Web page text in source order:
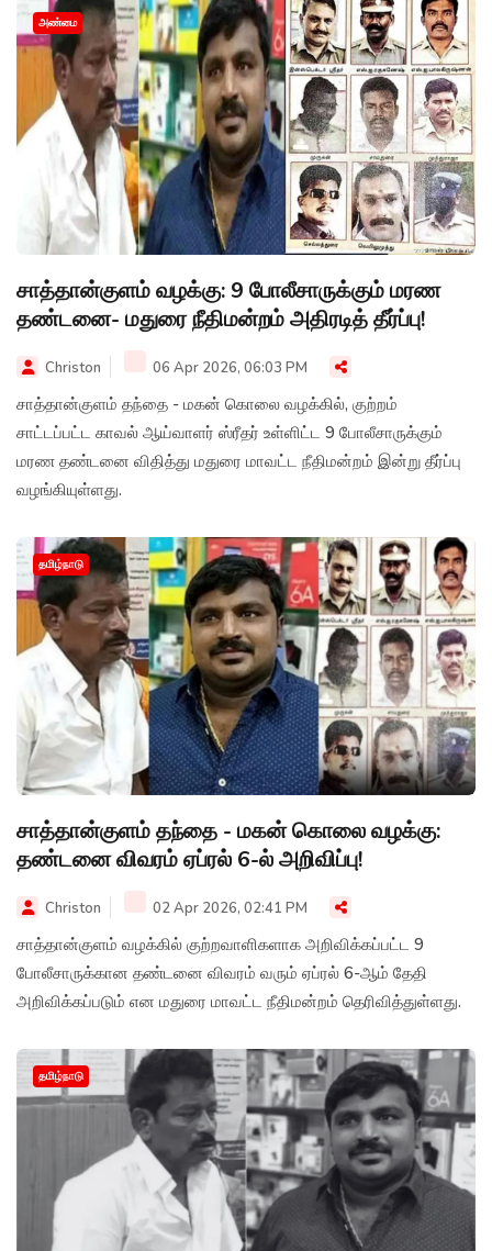
அண்மை
சாத்தான்குளம் வழக்கு: 9 போலீசாருக்கும் மரண
தண்டனை- மதுரை நீதிமன்றம் அதிரடித் தீர்ப்பு!
Christon 06 Apr 2026, 06:03 PM
சாத்தான்குளம் தந்தை - மகன் கொலை வழக்கில், குற்றம்
சாட்டப்பட்ட காவல் ஆய்வாளர் ஸ்ரீதர் உள்ளிட்ட 9 போலீசாருக்கும்
மரண தண்டனை விதித்து மதுரை மாவட்ட நீதிமன்றம் இன்று தீர்ப்பு
வழங்கியுள்ளது.
தமிழ்நாடு
சாத்தான்குளம் தந்தை - மகன் கொலை வழக்கு:
தண்டனை விவரம் ஏப்ரல் 6-ல் அறிவிப்பு!
Christon 02 Apr 2026, 02:41 PM
சாத்தான்குளம் வழக்கில் குற்றவாளிகளாக அறிவிக்கப்பட்ட 9
போலீசாருக்கான தண்டனை விவரம் வரும் ஏப்ரல் 6-ஆம் தேதி
அறிவிக்கப்படும் என மதுரை மாவட்ட நீதிமன்றம் தெரிவித்துள்ளது.
தமிழ்நாடு